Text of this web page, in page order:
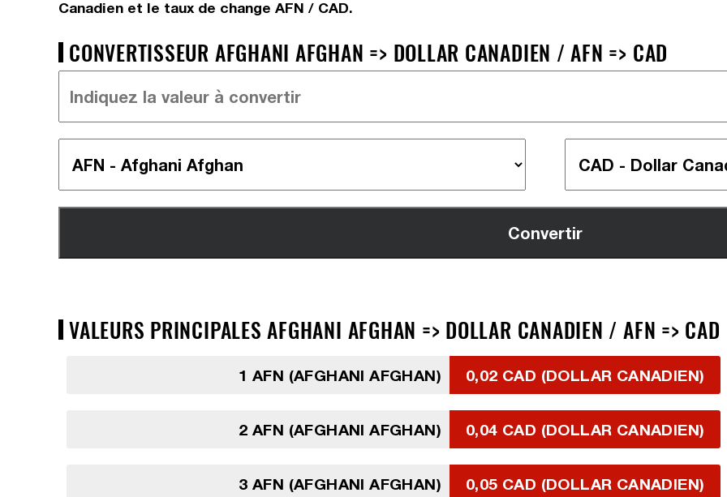
Canadien et le taux de change AFN / CAD.
CONVERTISSEUR AFGHANI AFGHAN => DOLLAR CANADIEN / AFN => CAD
VALEURS PRINCIPALES AFGHANI AFGHAN => DOLLAR CANADIEN / AFN => CAD
1 AFN (AFGHANI AFGHAN) 0,02 CAD (DOLLAR CANADIEN)
2 AFN (AFGHANI AFGHAN) 0,04 CAD (DOLLAR CANADIEN)
3 AFN (AFGHANI AFGHAN) 0,05 CAD (DOLLAR CANADIEN)